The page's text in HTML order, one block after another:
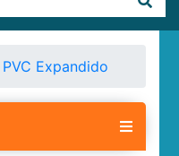
PVC Expandido